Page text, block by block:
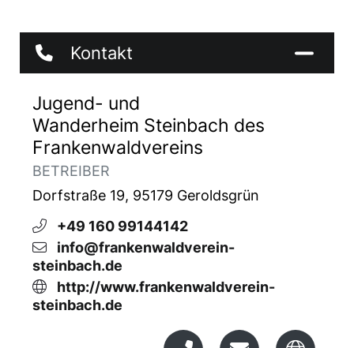
private Feierlichkeiten zur Verfügung.
erwachsene Mitglieder & Familienangehörige
8,50 €
jugendliche Mitglieder & Familienangehörige
5,- €
erwachsene Nichtmitglieder 10,- €
jugendliche Nichtmitglieder 6,- €
Übernachtung Wandergruppen 25,- €
Strom 1,- € pro verbrauchte Kwh
Heimbenutzung
Nichtmitglieder im Frankenwaldverein
Kontakt
Jugend- und
Wanderheim Steinbach des
Frankenwaldvereins
BETREIBER
Dorfstraße 19, 95179 Geroldsgrün
+49 160 99144142
info@frankenwaldverein-
steinbach.de
http://www.frankenwaldverein-
steinbach.de